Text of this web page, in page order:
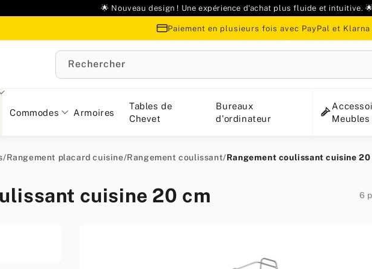
🌟 Nouveau design ! Une expérience d'achat plus fluide et intuitive.
Paiement en plusieurs fois avec PayPal et Klarna
Rechercher
Commodes Armoires
Tables de
Chevet
Bureaux
d'ordinateur
Meubles
/Rangement placard cuisine/Rangement coulissant/Rangement coulissant cuisine 20
cuisine 20 cm 6